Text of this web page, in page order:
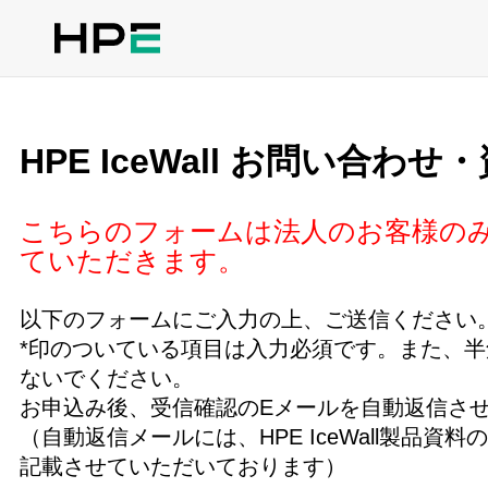
HPE IceWall お問い合わせ
こちらのフォームは法人のお客様の
ていただきます。
以下のフォームにご入力の上、ご送信ください
*印のついている項目は入力必須です。また、
ないでください。
お申込み後、受信確認のEメールを自動返信さ
（自動返信メールには、HPE IceWall製品資料
記載させていただいております）